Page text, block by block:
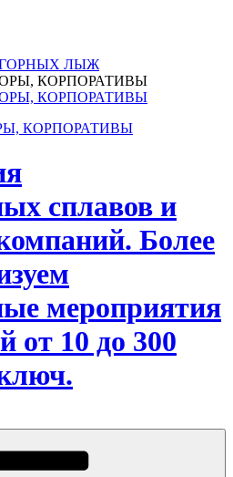
ЛЫЖ
КОРПОРАТИВЫ
сплавов и
Более
мероприятия
от 10 до 300